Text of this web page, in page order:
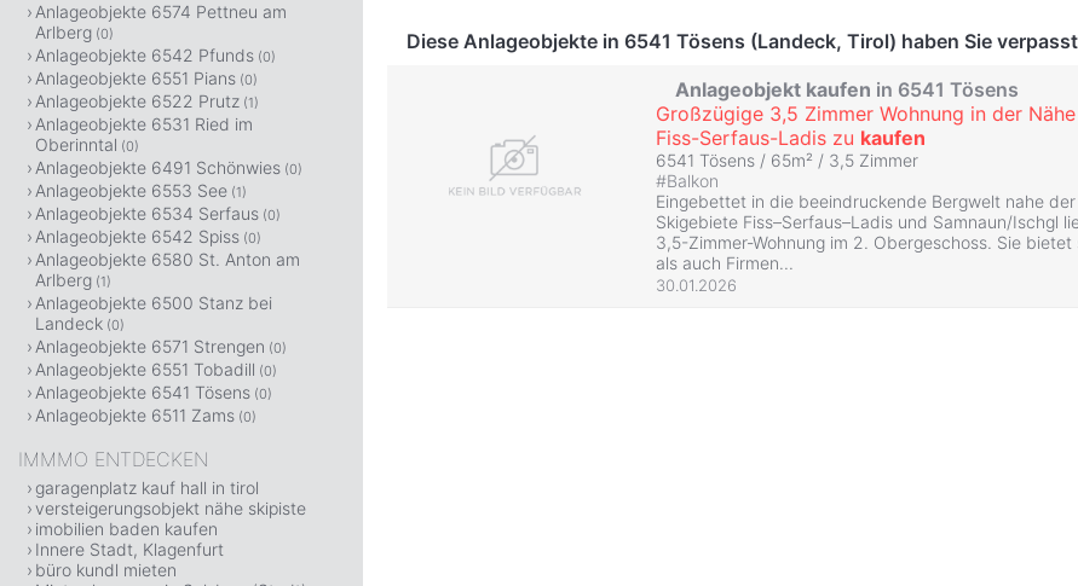
Diese Anlageobjekte in 6541 Tösens (Landeck, Tirol) haben Sie verpasst
Anlageobjekt kaufen in 6541 Tösens
Großzügige 3,5 Zimmer Wohnung in der
Fiss-Serfaus-Ladis zu kaufen
6541 Tösens / 65m² / 3,5 Zimmer
#Balkon
Eingebettet in die beeindruckende Bergwelt nahe
Skigebiete Fiss–Serfaus–Ladis und Samnaun/Ischgl
3,5-Zimmer-Wohnung im 2. Obergeschoss. Sie bietet
als auch Firmen...
30.01.2026
Anlageobjekte 6574 Pettneu am
Arlberg (0)
Anlageobjekte 6542 Pfunds (0)
Anlageobjekte 6551 Pians (0)
Anlageobjekte 6522 Prutz (1)
Anlageobjekte 6531 Ried im
Oberinntal (0)
Anlageobjekte 6491 Schönwies (0)
Anlageobjekte 6553 See (1)
Anlageobjekte 6534 Serfaus (0)
Anlageobjekte 6542 Spiss (0)
Anlageobjekte 6580 St. Anton am
Arlberg (1)
Anlageobjekte 6500 Stanz bei
Landeck (0)
Anlageobjekte 6571 Strengen (0)
Anlageobjekte 6551 Tobadill (0)
Anlageobjekte 6541 Tösens (0)
Anlageobjekte 6511 Zams (0)
IMMMO ENTDECKEN
garagenplatz kauf hall in tirol
versteigerungsobjekt nähe skipiste
imobilien baden kaufen
Innere Stadt, Klagenfurt
büro kundl mieten